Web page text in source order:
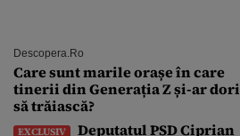
Descopera.ro
Care sunt marile orașe în care
tinerii din Generația Z și-ar dori
să trăiască?
EXCLUSIV
Deputatul PSD Ciprian